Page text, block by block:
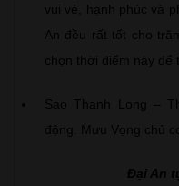
vui vẻ, hạnh phúc và
An đều rất tốt cho
chọn thời điểm này để
Sao Thanh Long –
động. Mưu Vọng chủ
Đại An